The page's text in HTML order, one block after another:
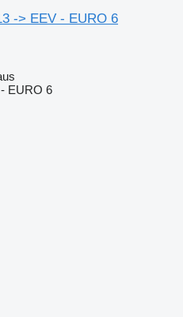
-> EEV - EURO 6
EURO 6